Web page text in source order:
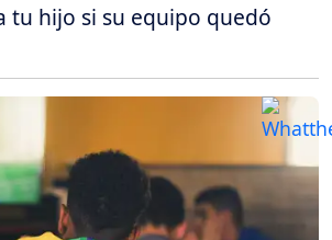
tu hijo si su equipo quedó